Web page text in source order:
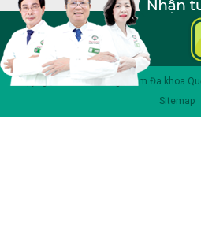
Copyright 2023 © Phòng khám Đa khoa
Sitemap